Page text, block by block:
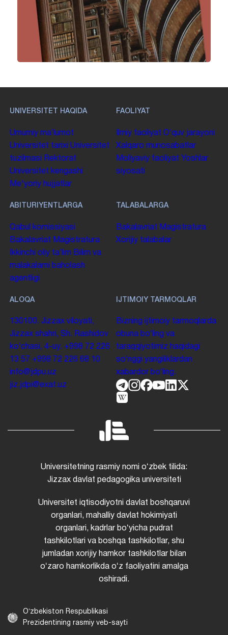
UNIVERSITET HAQIDA
Umumiy maʼlumot
Universitet tarixi Universitet
tuzilmasi Rektorat
Universitet kengashi
Me'yoriy hujjatlar
FAOLIYAT
Ilmiy faoliyat Oʻquv jarayoni
Xalqaro munosabatlar
Moliyaviy faoliyat Yoshlar
siyosati
ABITURIYENTLARGA
Qabul komissiyasi
Bakalavriat Magistratura
Ikkinchi oliy taʼlim Bilim va
malakalarni baholash
agentligi
TALABALARGA
Bakalavriat Magistratura
Xorijiy talabalar
ALOQA
130100. Jizzax viloyati,
Jizzax shahri, Sh. Rashidov
koʻchasi, 4-uy. +998 72 226
13 57 +998 72 226 68 10
info@jdpu.uz
jiz.jdpi@exat.uz
IJTIMOIY TARMOQLAR
Bizning ijtimoiy tarmoqlarda
obuna boʻling va
taraqqiyotimiz haqidagi
soʻnggi yangiliklardan
xabardor boʻling.
Universitetning rasmiy nomi oʻzbek tilida:
Jizzax davlat pedagogika universiteti
Universitet iqtisodiyotni davlat boshqaruvi
organlari, mahalliy davlat hokimiyati
organlari, kadrlar boʻyicha pudrat
tashkilotlari va boshqa tashkilotlar, shu
jumladan xorijiy hamkor tashkilotlar bilan
oʻzaro hamkorlikda oʻz faoliyatini amalga
oshiradi.
Oʻzbekiston Respublikasi
Prezidentining rasmiy veb-sayti